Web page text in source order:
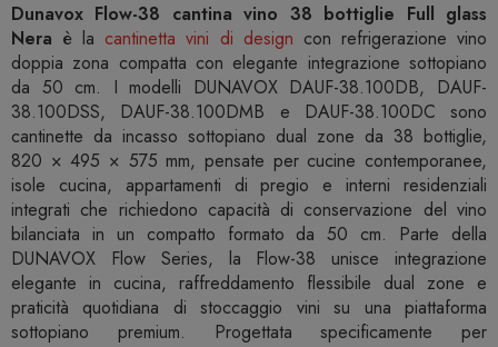
Dunavox Flow-38 cantina vino 38 bottiglie Full glass
Nera è la cantinetta vini di design con refrigerazione vino
doppia zona compatta con elegante integrazione sottopiano
da 50 cm. I modelli DUNAVOX DAUF-38.100DB, DAUF-
38.100DSS, DAUF-38.100DMB e DAUF-38.100DC sono
cantinette da incasso sottopiano dual zone da 38 bottiglie,
820 × 495 × 575 mm, pensate per cucine contemporanee,
isole cucina, appartamenti di pregio e interni residenziali
integrati che richiedono capacità di conservazione del vino
bilanciata in un compatto formato da 50 cm. Parte della
DUNAVOX Flow Series, la Flow-38 unisce integrazione
elegante in cucina, raffreddamento flessibile dual zone e
praticità quotidiana di stoccaggio vini su una piattaforma
sottopiano premium. Progettata specificamente per